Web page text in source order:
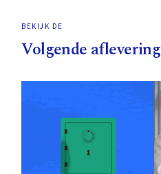
BEKIJK DE
Volgende aflevering